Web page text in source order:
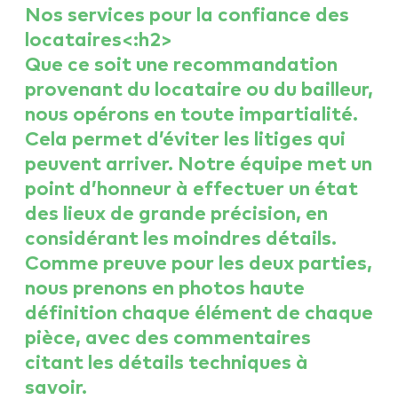
Nos services pour la confiance des
locataires<:h2>
Que ce soit une recommandation
provenant du locataire ou du bailleur,
nous opérons en toute impartialité.
Cela permet d’éviter les litiges qui
peuvent arriver. Notre équipe met un
point d’honneur à effectuer un état
des lieux de grande précision, en
considérant les moindres détails.
Comme preuve pour les deux parties,
nous prenons en photos haute
définition chaque élément de chaque
pièce, avec des commentaires
citant les détails techniques à
savoir.